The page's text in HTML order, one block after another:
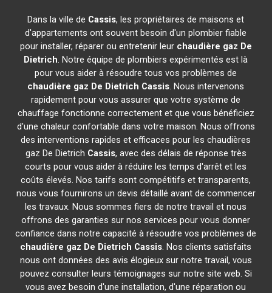
Dans la ville de Cassis, les propriétaires de maisons et
d'appartements ont souvent besoin d'un plombier fiable
pour installer, réparer ou entretenir leur chaudière gaz De
Dietrich. Notre équipe de plombiers expérimentés est là
pour vous aider à résoudre tous vos problèmes de
chaudière gaz De Dietrich Cassis. Nous intervenons
rapidement pour vous assurer que votre système de
chauffage fonctionne correctement et que vous bénéficiez
d'une chaleur confortable dans votre maison. Nous offrons
des interventions rapides et efficaces pour les chaudières
gaz De Dietrich Cassis, avec des délais de réponse très
courts pour vous aider à réduire les temps d'arrêt et les
coûts élevés. Nos tarifs sont compétitifs et transparents,
nous vous fournirons un devis détaillé avant de commencer
les travaux. Nous sommes fiers de notre travail et nous
offrons des garanties sur nos services pour vous donner
confiance dans notre capacité à résoudre vos problèmes de
chaudière gaz De Dietrich Cassis. Nos clients satisfaits
nous ont données des avis élogieux sur notre travail, vous
pouvez consulter leurs témoignages sur notre site web. Si
vous avez besoin d'une installation, d'une réparation ou